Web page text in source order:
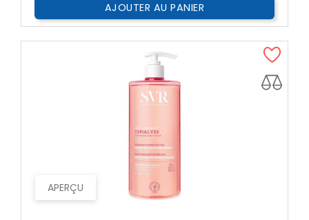
AJOUTER AU PANIER
APERÇU